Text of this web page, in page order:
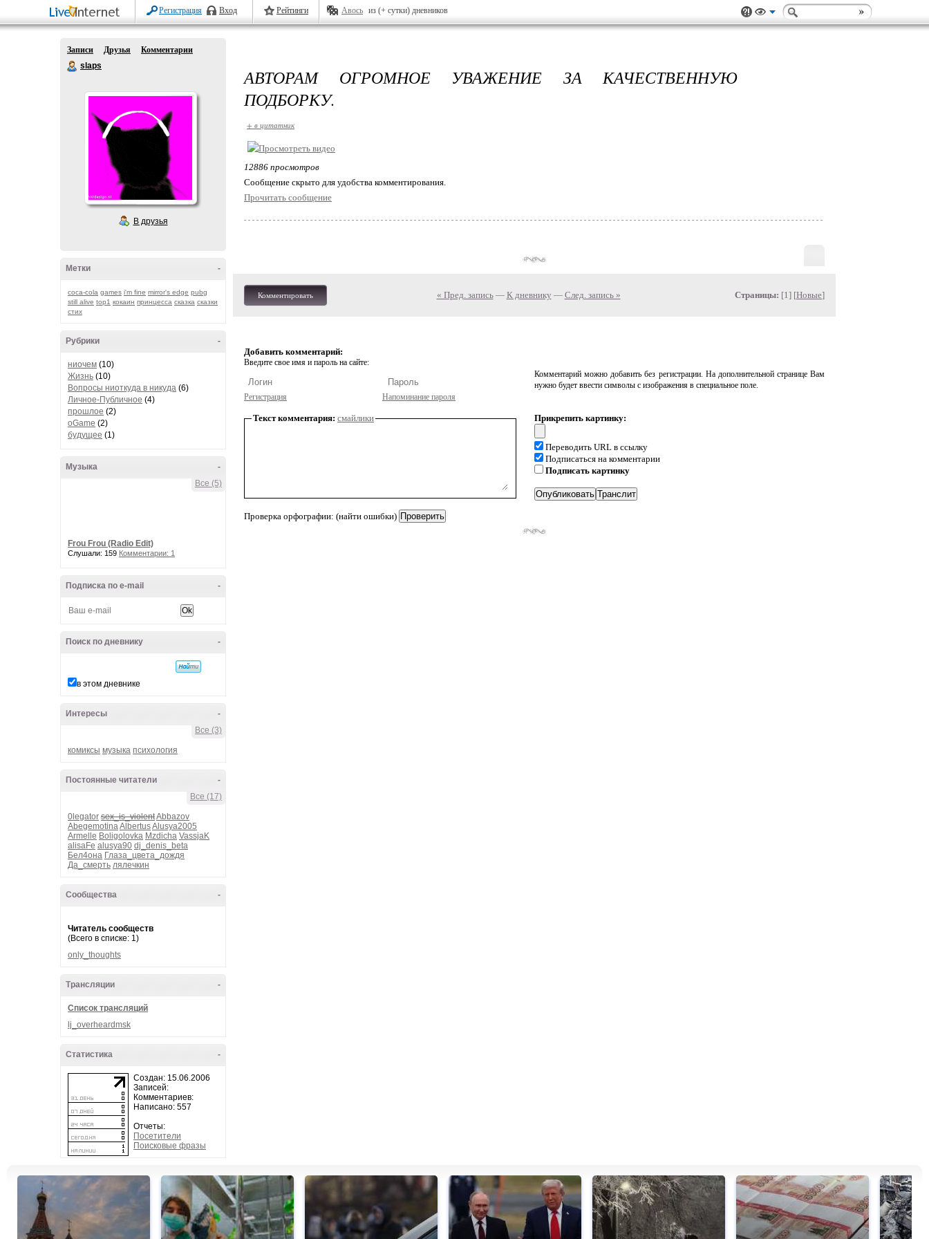
Регистрация Вход Рейтинги Авось из (+ сутки) дневников
Записи Друзья
Комментарии
slaps
В друзья
-
Метки
coca-cola games i'm fine mirror's edge pubg
still alive top1 кокаин принцесса сказка сказки
стих
-
Рубрики
ниочем (10)
Жизнь (10)
Вопросы ниоткуда в никуда (6)
Личное-Публичное (4)
прошлое (2)
oGame (2)
будущее (1)
-
Музыка
Все (5)
Frou Frou (Radio Edit)
Слушали: 159 Комментарии: 1
-
Подписка по e-mail
-
Поиск по дневнику
в этом дневнике
-
Интересы
Все (3)
комиксы музыка психология
-
Постоянные читатели
Все (17)
0legator sex_is_violentAbbazov
AbegemotinaAlbertusAlusya2005
Armelle Boligolovka Mzdicha VassjaK
alisaFe alusya90 dj_denis_beta
Бел4она Глаза_цвета_дождя
Да_смерть лялечкин
-
Сообщества
Читатель сообществ
(Всего в списке: 1)
only_thoughts
-
Трансляции
Список трансляций
lj_overheardmsk
-
Статистика
Создан: 15.06.2006
Записей:
Комментариев:
Написано: 557
Отчеты:
Посетители
Поисковые фразы
АВТОРАМ ОГРОМНОЕ УВАЖЕНИЕ ЗА КАЧЕСТВЕННУЮ
ПОДБОРКУ.
+ в цитатник
12886 просмотров
Cообщение скрыто для удобства комментирования.
Прочитать сообщение
Комментировать « Пред. запись— К дневнику — След. запись » Страницы: [1] [Новые]
Добавить комментарий:
Введите свое имя и пароль на сайте:
Регистрация Напоминание пароля
Комментарий можно добавить без регистрации. На дополнительной странице Вам
нужно будет ввести символы с изображения в специальное поле.
Текст комментария: смайлики
Проверка орфографии: (найти ошибки)
Прикрепить картинку:
Переводить URL в ссылку
Подписаться на комментарии
Подписать картинку